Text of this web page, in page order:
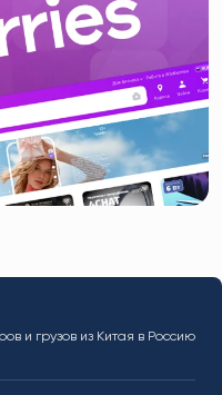
и грузов из Китая в Россию